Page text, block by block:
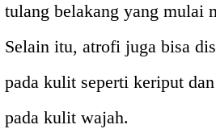
tulang belakang yang mulai
Selain itu, atrofi juga bisa
pada kulit seperti keriput
pada kulit wajah.